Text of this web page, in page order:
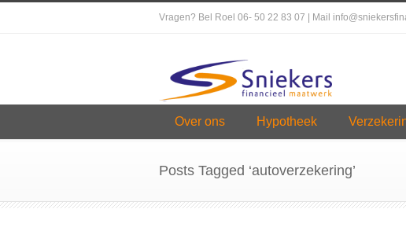
Vragen? Bel Roel 06- 50 22 83 07 | Mail
Over ons Hypotheek
Posts Tagged ‘autoverzekering’